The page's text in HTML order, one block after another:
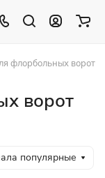
флорбольных ворот
ворот
популярные